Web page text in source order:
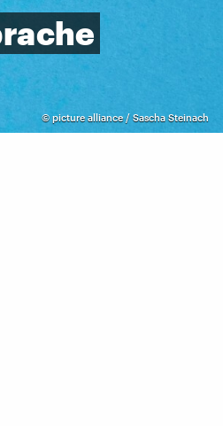
© picture alliance / Sascha Steinach